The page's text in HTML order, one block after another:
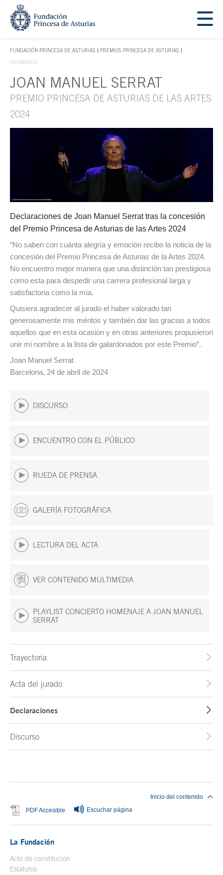
Saltar navegación. Ir directamente al contenido principal
FUNDACIÓN PRINCESA DE ASTURIAS
TECLA DE ACCESO 1
PREMIOS PRINCESA DE ASTURIAS
PREMIADOS
Contenido principal
JOAN MANUEL SERRAT
PREMIO PRINCESA DE ASTURIAS DE LAS ARTES
2024
Declaraciones de Joan Manuel Serrat tras la concesión
del Premio Princesa de Asturias de las Artes 2024
“No saben con cuánta alegría y emoción recibo la noticia de la
concesión del Premio Princesa de Asturias de la Artes 2024.
No encuentro mejor manera que una distinción tan prestigiosa
como esta para despedir una carrera profesional larga y
satisfactoria como la mía.
Quisiera agradecer al jurado el haber valorado tan
generosamente mis méritos y también dar las gracias a todos
aquellos que en esta ocasión y en otras anteriores propusieron
unir mi nombre a la lista de galardonados por este Premio”.
Joan Manuel Serrat
Barcelona, 24 de abril de 2024
DISCURSO
ENCUENTRO CON EL PÚBLICO
RUEDA DE PRENSA
GALERÍA FOTOGRÁFICA
LECTURA DEL ACTA
VER CONTENIDO MULTIMEDIA
PLAYLIST CONCIERTO HOMENAJE A JOAN MANUEL
SERRAT
Trayectoria
Acta del jurado
Declaraciones
Discurso
PDF Accesible Se abre en ventana nueva
Escuchar página
Inicio del contenido
La Fundación
Acto de constitución
Estatutos